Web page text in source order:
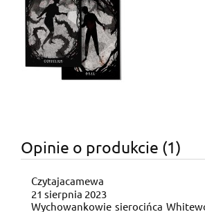
Opinie o produkcie (1)
Czytajacamewa
21 sierpnia 2023
Wychowankowie sierocińca